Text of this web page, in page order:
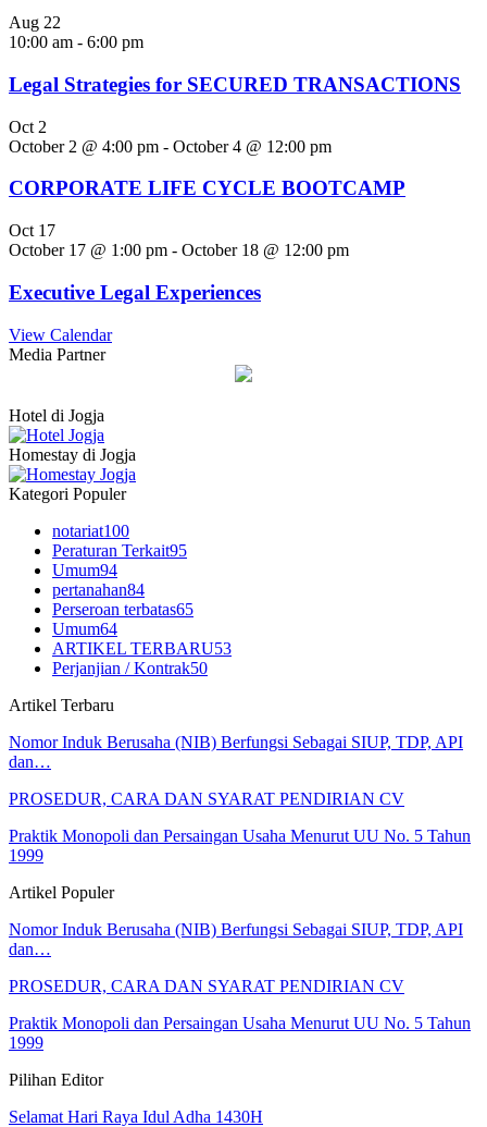
Aug 22
10:00 am - 6:00 pm
Legal Strategies for SECURED TRANSACTIONS
Oct 2
October 2 @ 4:00 pm - October 4 @ 12:00 pm
CORPORATE LIFE CYCLE BOOTCAMP
Oct 17
October 17 @ 1:00 pm - October 18 @ 12:00 pm
Executive Legal Experiences
View Calendar
Media Partner
Hotel di Jogja
Homestay di Jogja
Kategori Populer
notariat100
Peraturan Terkait95
Umum94
pertanahan84
Perseroan terbatas65
Umum64
ARTIKEL TERBARU53
Perjanjian / Kontrak50
Artikel Terbaru
Nomor Induk Berusaha (NIB) Berfungsi Sebagai SIUP, TDP, API
dan…
PROSEDUR, CARA DAN SYARAT PENDIRIAN CV
Praktik Monopoli dan Persaingan Usaha Menurut UU No. 5 Tahun
1999
Artikel Populer
Nomor Induk Berusaha (NIB) Berfungsi Sebagai SIUP, TDP, API
dan…
PROSEDUR, CARA DAN SYARAT PENDIRIAN CV
Praktik Monopoli dan Persaingan Usaha Menurut UU No. 5 Tahun
1999
Pilihan Editor
Selamat Hari Raya Idul Adha 1430H